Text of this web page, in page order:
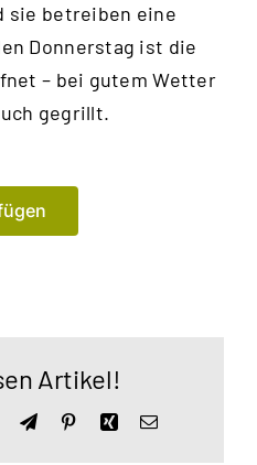
sie betreiben eine
Donnerstag ist die
– bei gutem Wetter
gegrillt.
Artikel!
WhatsApp
TelegramPinterestXingE-